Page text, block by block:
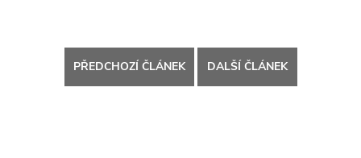
PŘEDCHOZÍ ČLÁNEK DALŠÍ ČLÁNEK